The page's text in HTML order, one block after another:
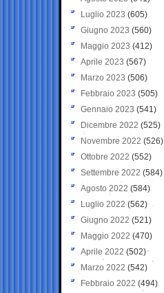
Luglio 2023 (605)
Giugno 2023 (560)
Maggio 2023 (412)
Aprile 2023 (567)
Marzo 2023 (506)
Febbraio 2023 (505)
Gennaio 2023 (541)
Dicembre 2022 (525)
Novembre 2022 (526)
Ottobre 2022 (552)
Settembre 2022 (584)
Agosto 2022 (584)
Luglio 2022 (562)
Giugno 2022 (521)
Maggio 2022 (470)
Aprile 2022 (502)
Marzo 2022 (542)
Febbraio 2022 (494)